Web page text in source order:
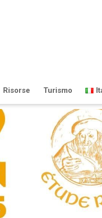
Risorse Turismo